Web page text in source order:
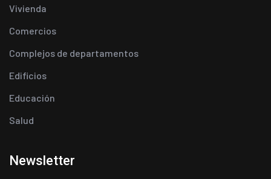
Vivienda
Comercios
Complejos de departamentos
Edificios
Educación
Salud
Newsletter